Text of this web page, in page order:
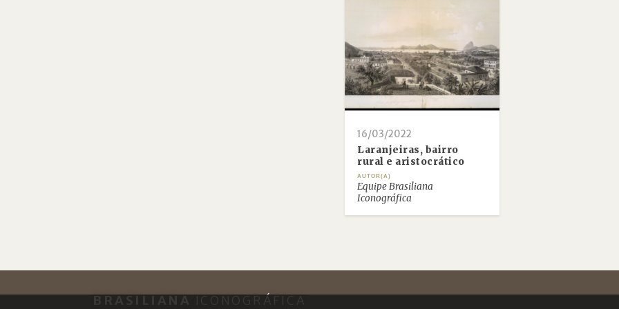
16/03/2022
Laranjeiras, bairro
rural e aristocrático
AUTOR(A)
Equipe Brasiliana
Iconográfica
BRASILIANA ICONOGRÁFICA